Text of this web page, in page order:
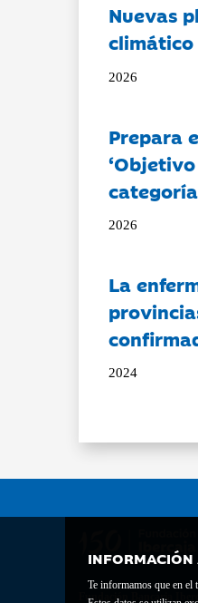
INFORMACIÓN
Te informamos que en el
Nuevas
2026
Prepara
2026
La
2024
Fundación Bancaria